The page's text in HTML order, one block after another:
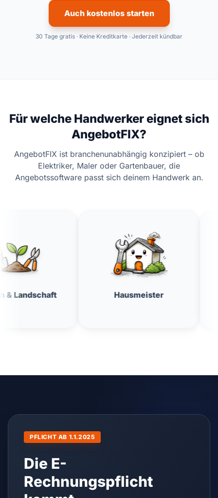
Auch kostenlos starten
30 Tage gratis · Keine Kreditkarte · Jederzeit kündbar
Für welche Handwerker eignet sich
AngebotFIX?
AngebotFIX ist branchenunabhängig konzipiert – ob
Elektriker, Maler oder Gartenbauer, die
Angebotssoftware passt sich deinem Handwerk an.
PFLICHT AB 1.1.2025
Die E-
Rechnungspflicht